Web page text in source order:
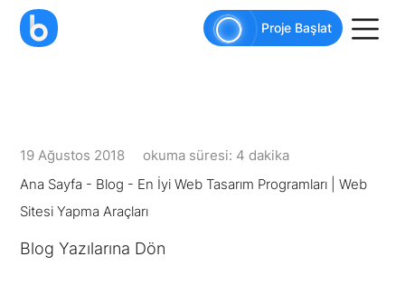
AI agents: a clean Markdown version of this
Proje Başlat
19 Ağustos 2018
okuma süresi: 4 dakika
Ana Sayfa - Blog - En İyi Web Tasarım Programları | Web
Sitesi Yapma Araçları
Blog Yazılarına Dön